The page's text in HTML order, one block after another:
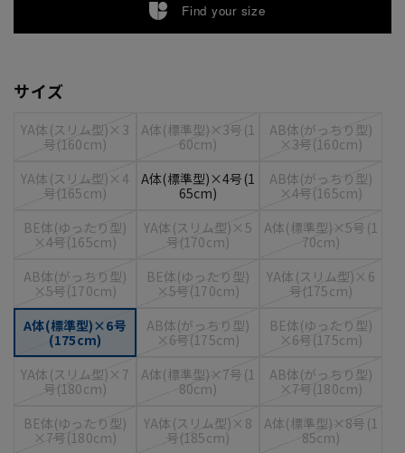
Find your size
サイズ
YA体(スリム型)×3
号(160cm)
A体(標準型)×3号(1
60cm)
AB体(がっちり型)
×3号(160cm)
YA体(スリム型)×4
号(165cm)
A体(標準型)×4号(1
65cm)
AB体(がっちり型)
×4号(165cm)
BE体(ゆったり型)
×4号(165cm)
YA体(スリム型)×5
号(170cm)
A体(標準型)×5号(1
70cm)
AB体(がっちり型)
×5号(170cm)
BE体(ゆったり型)
×5号(170cm)
YA体(スリム型)×6
号(175cm)
A体(標準型)×6号
(175cm)
AB体(がっちり型)
×6号(175cm)
BE体(ゆったり型)
×6号(175cm)
YA体(スリム型)×7
号(180cm)
A体(標準型)×7号(1
80cm)
AB体(がっちり型)
×7号(180cm)
BE体(ゆったり型)
×7号(180cm)
YA体(スリム型)×8
号(185cm)
A体(標準型)×8号(1
85cm)